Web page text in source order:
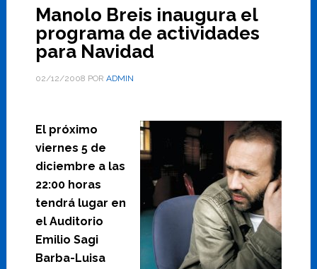
Manolo Breis inaugura el
programa de actividades
para Navidad
02/12/2008 POR ADMIN
El próximo
viernes 5 de
diciembre a las
22:00 horas
tendrá lugar en
el Auditorio
Emilio Sagi
Barba-Luisa